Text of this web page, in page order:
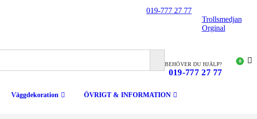
019-777 27 77
Trollsmedjan
Orginal
BEHÖVER DU HJÄLP?
019-777 27 77
0
Väggdekoration ÖVRIGT & INFORMATION